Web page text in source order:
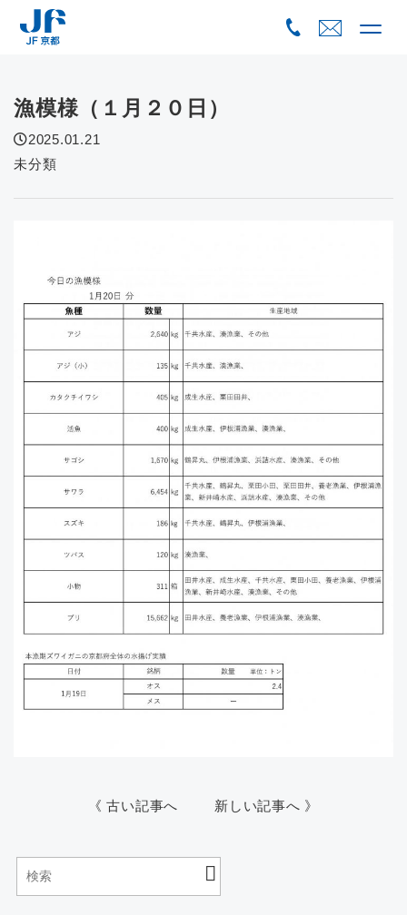
漁模様（１月２０日）
2025.01.21
未分類
《 古い記事へ 新しい記事へ 》